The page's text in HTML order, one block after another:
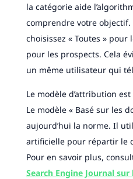
la catégorie aide
comprendre votre objectif.
choisissez « Toutes » pour
pour les prospects. Cela
un même utilisateur qui
Le modèle d’attribution
Le modèle « Basé sur les
aujourd’hui la norme. Il
artificielle pour répartir le
Pour en savoir plus,
Search Engine Journal